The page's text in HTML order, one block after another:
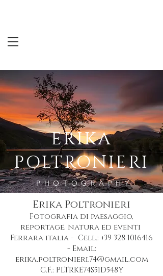
ERIKA
POLTRONIERI
PHOTOGRAPHY
Erika Poltronieri
Fotografia di paesaggio,
reportage, natura ed eventi
Ferrara italia - Cell.: +39 328 1016416
- Email:
erika.poltronieri.74@gmail.com
C.F.: PLTRKE74S51D548Y